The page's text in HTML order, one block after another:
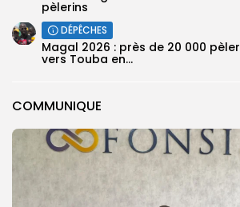
COMMUNIQUE
pèlerins
DÉPÊCHES
Magal 2026 : près de 20 000
vers Touba en...